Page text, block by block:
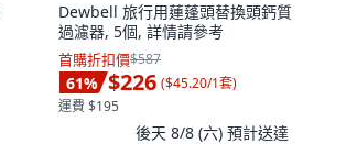
Dewbell 旅行用蓮蓬頭替換頭鈣質
過濾器, 5個, 詳情請參考
首購折扣價$587
61% $226 ($45.20/1套)
運費 $195
後天 8/8 (六) 預計送達